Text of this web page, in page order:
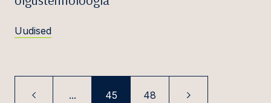
Uudised
... 45 48